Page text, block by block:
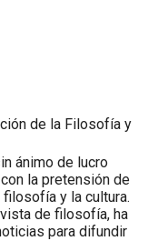
de la Filosofía y
ánimo de lucro
la pretensión de
y la cultura.
de filosofía, ha
para difundir